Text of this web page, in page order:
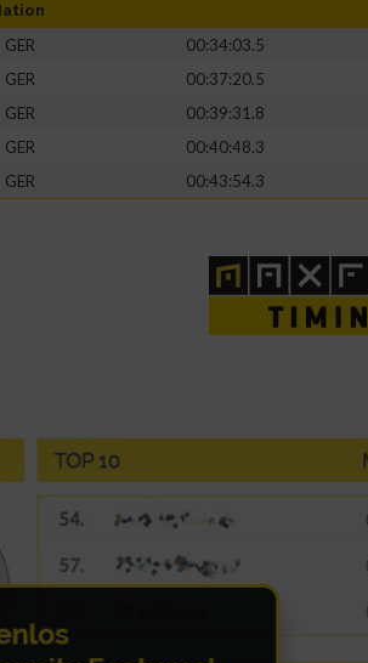
GER 00:34:03.5
GER
00:37:20.5
GER
00:39:31.8
GER
00:40:48.3
GER 00:43:54.3